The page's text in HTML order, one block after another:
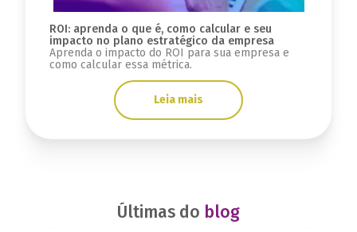
ROI: aprenda o que é, como calcular e seu
impacto no plano estratégico da empresa
Aprenda o impacto do ROI para sua empresa e
como calcular essa métrica.
Leia mais
Últimas do blog